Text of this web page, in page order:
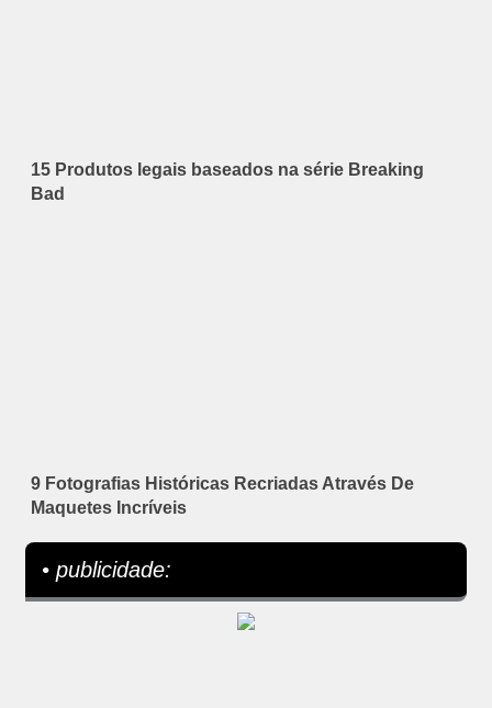
15 Produtos legais baseados na série Breaking
Bad
9 Fotografias Históricas Recriadas Através De
Maquetes Incríveis
• publicidade: